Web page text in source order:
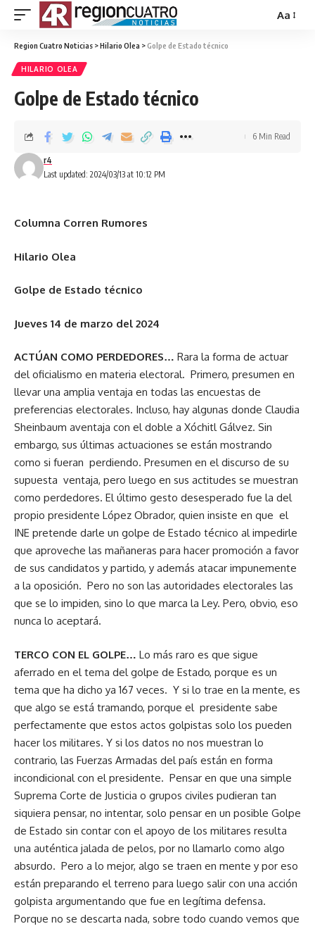
Aa
Region Cuatro Noticias >Hilario Olea >Golpe de Estado técnico
HILARIO OLEA
Golpe de Estado técnico
Last updated: 2024/03/13 at 10:12 PM
r4
6 Min Read
Columna Corren Rumores
Hilario Olea
Golpe de Estado técnico
Jueves 14 de marzo del 2024
ACTÚAN COMO PERDEDORES… Rara la forma de actuar
del oficialismo en materia electoral. Primero, presumen en
llevar una amplia ventaja en todas las encuestas de
preferencias electorales. Incluso, hay algunas donde Claudia
Sheinbaum aventaja con el doble a Xóchitl Gálvez. Sin
embargo, sus últimas actuaciones se están mostrando
como si fueran perdiendo. Presumen en el discurso de su
supuesta ventaja, pero luego en sus actitudes se muestran
como perdedores. El último gesto desesperado fue la del
propio presidente López Obrador, quien insiste en que el
INE pretende darle un golpe de Estado técnico al impedirle
que aproveche las mañaneras para hacer promoción a favor
de sus candidatos y partido, y además atacar impunemente
a la oposición. Pero no son las autoridades electorales las
que se lo impiden, sino lo que marca la Ley. Pero, obvio, eso
nunca lo aceptará.
TERCO CON EL GOLPE… Lo más raro es que sigue
aferrado en el tema del golpe de Estado, porque es un
tema que ha dicho ya 167 veces. Y si lo trae en la mente, es
que algo se está tramando, porque el presidente sabe
perfectamente que estos actos golpistas solo los pueden
hacer los militares. Y si los datos no nos muestran lo
contrario, las Fuerzas Armadas del país están en forma
incondicional con el presidente. Pensar en que una simple
Suprema Corte de Justicia o grupos civiles pudieran tan
siquiera pensar, no intentar, solo pensar en un posible Golpe
de Estado sin contar con el apoyo de los militares resulta
una auténtica jalada de pelos, por no llamarlo como algo
absurdo. Pero a lo mejor, algo se traen en mente y por eso
están preparando el terreno para luego salir con una acción
golpista argumentando que fue en legítima defensa.
Porque no se descarta nada, sobre todo cuando vemos que